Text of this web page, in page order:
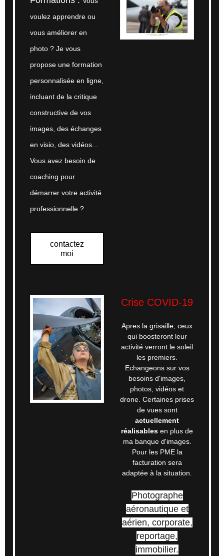
voulez apprendre ou
vous améliorer en
photo ? Je vous
propose une formation
personnalisée en ligne,
incluant de la critique
constructive de vos
images, des échanges
en visio, des vidéos...
Vous avez besoin de
coaching pour
démarrer votre activité
professionnelle ?
contactez
moi
Crise COVID-19
Apres la grisaille, ceux
qui boosteront leur
activité verront le soleil
les premiers.
Echangeons sur vos
besoins d'images,
photos, vidéos et
drone. Certaines prises
de vues sont
actuellement
réalisables en plus de
ma banque d'images.
Pour les PME la
facturation sera
adaptée à la situation.
Photographe
aéronautique et
aérien, corporate,
reportage,
immobilier.